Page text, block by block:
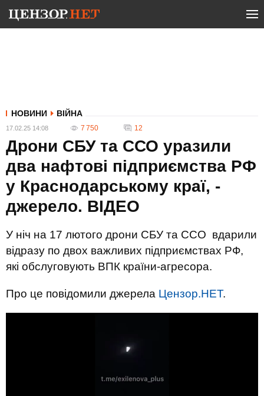
НОВИНИ ВІЙНА
17.02.25 14:08 7 750 12
Дрони СБУ та ССО уразили
два нафтові підприємства РФ
у Краснодарському краї, -
джерело. ВIДЕО
У ніч на 17 лютого дрони СБУ та ССО вдарили
відразу по двох важливих підприємствах РФ,
які обслуговують ВПК країни-агресора.
Про це повідомили джерела Цензор.НЕТ.